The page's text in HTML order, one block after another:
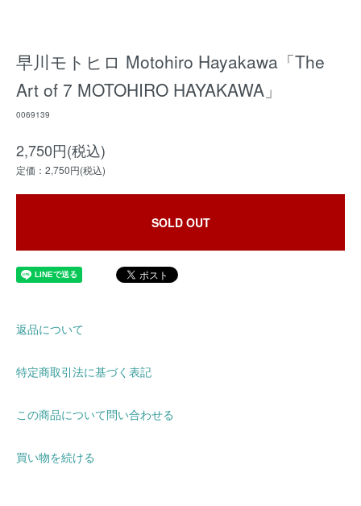
早川モトヒロ Motohiro Hayakawa「The
Art of 7 MOTOHIRO HAYAKAWA」
0069139
2,750円(税込)
定価：2,750円(税込)
SOLD OUT
返品について
特定商取引法に基づく表記
この商品について問い合わせる
買い物を続ける